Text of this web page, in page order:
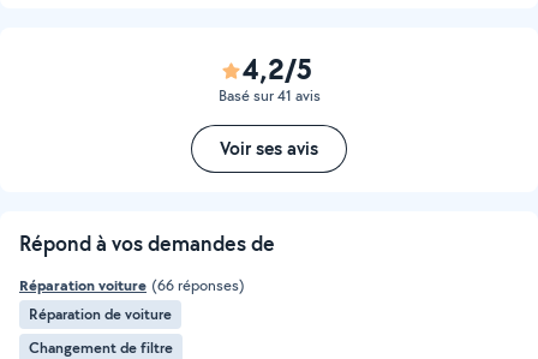
4,2/5
Basé sur 41 avis
Voir ses avis
Répond à vos demandes de
Réparation voiture (66 réponses)
Réparation de voiture
Changement de filtre